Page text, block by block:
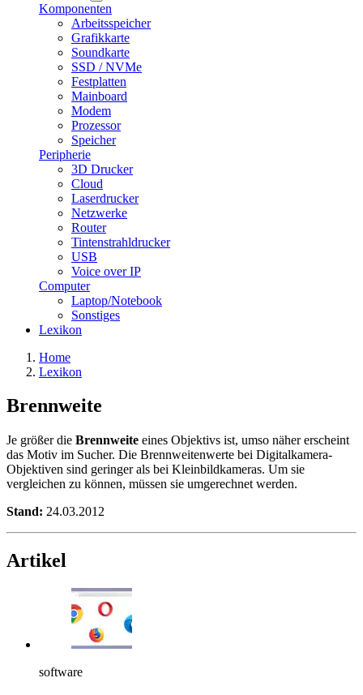
Komponenten
Arbeitsspeicher
Grafikkarte
Soundkarte
SSD / NVMe
Festplatten
Mainboard
Modem
Prozessor
Speicher
Peripherie
3D Drucker
Cloud
Laserdrucker
Netzwerke
Router
Tintenstrahldrucker
USB
Voice over IP
Computer
Laptop/Notebook
Sonstiges
Lexikon
Home
Lexikon
Brennweite
Je größer die Brennweite eines Objektivs ist, umso näher erscheint
das Motiv im Sucher. Die Brennweitenwerte bei Digitalkamera-
Objektiven sind geringer als bei Kleinbildkameras. Um sie
vergleichen zu können, müssen sie umgerechnet werden.
Stand: 24.03.2012
Artikel
software